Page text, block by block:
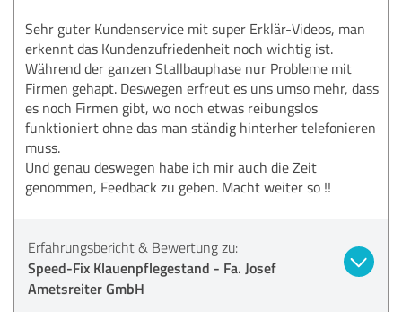
Sehr guter Kundenservice mit super Erklär-Videos, man
erkennt das Kundenzufriedenheit noch wichtig ist.
Während der ganzen Stallbauphase nur Probleme mit
Firmen gehapt. Deswegen erfreut es uns umso mehr, dass
es noch Firmen gibt, wo noch etwas reibungslos
funktioniert ohne das man ständig hinterher telefonieren
muss.
Und genau deswegen habe ich mir auch die Zeit
genommen, Feedback zu geben. Macht weiter so !!
Erfahrungsbericht & Bewertung zu:
Speed-Fix Klauenpflegestand - Fa. Josef
Ametsreiter GmbH